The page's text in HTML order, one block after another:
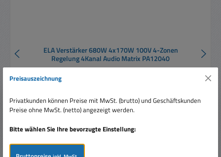
ELA Verstärker 680W 4x170W 100V 4-Zonen
Regelung 4Kanal Audio Matrix PA12040
Preise inkl. MwSt. zzgl. Versandkosten
Preisauszeichnung
Privatkunden können Preise mit MwSt. (brutto) und Geschäftskunden
Preise ohne MwSt. (netto) angezeigt werden.
Bitte wählen Sie Ihre bevorzugte Einstellung: